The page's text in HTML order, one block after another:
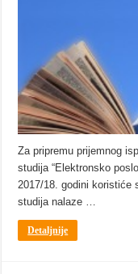
Za pripremu prijemnog
studija “Elektronsko
2017/18. godini koristiće
studija nalaze …
Detaljnije